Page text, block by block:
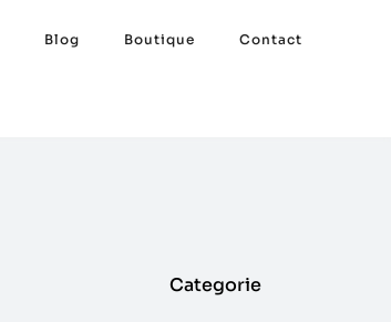
Blog Boutique Contact
Categorie